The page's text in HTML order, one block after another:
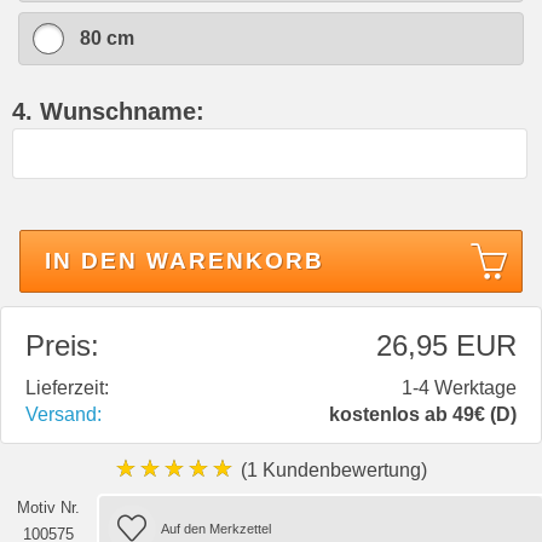
80 cm
4. Wunschname:
IN DEN WARENKORB
Preis: 26,95 EUR
Lieferzeit:
1-4 Werktage
Versand:
kostenlos ab 49€ (D)
★★★★★ (1 Kundenbewertung)
Motiv Nr.
100575